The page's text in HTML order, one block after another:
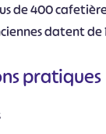
de 400
datent de
pratiques